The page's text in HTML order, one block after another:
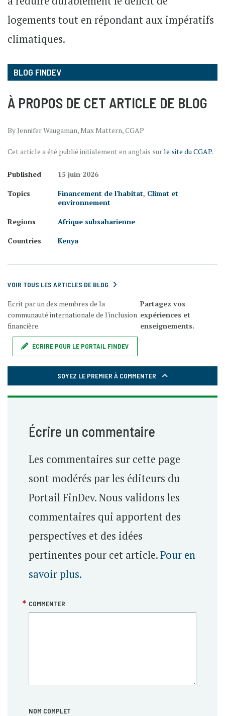
logements tout en répondant aux impératifs
climatiques.
BLOG FINDEV
À PROPOS DE CET ARTICLE DE BLOG
By Jennifer Waugaman, Max Mattern, CGAP
Cet article a été publié initialement en anglais surle site du CGAP.
Published
15 juin 2026
Topics
Financement de l'habitat, Climat et
environnement
Regions
Afrique subsaharienne
Countries
Kenya
VOIR TOUS LES ARTICLES DE BLOG
Ecrit par un des membres de la
communauté internationale de l'inclusion
financière.
Partagez vos
expériences et
enseignements.
ÉCRIRE POUR LE PORTAIL FINDEV
SOYEZ LE PREMIER À COMMENTER
Écrire un commentaire
Les commentaires sur cette page
sont modérés par les éditeurs du
Portail FinDev. Nous validons les
commentaires qui apportent des
perspectives et des idées
pertinentes pour cet article.Pour en
savoir plus.
COMMENTER
NOM COMPLET